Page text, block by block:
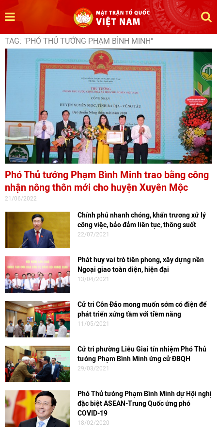
TAG: "PHÓ THỦ TƯỚNG PHẠM BÌNH MINH"
Phó Thủ tướng Phạm Bình Minh trao bằng công
nhận nông thôn mới cho huyện Xuyên Mộc
21/06/2022
Chính phủ nhanh chóng, khẩn trương xử lý
công việc, bảo đảm liên tục, thông suốt
22/07/2021
Phát huy vai trò tiên phong, xây dựng nền
Ngoại giao toàn diện, hiện đại
13/04/2021
Cử tri Côn Đảo mong muốn sớm có điện để
phát triển xứng tầm với tiềm năng
11/05/2021
Cử tri phường Liễu Giai tín nhiệm Phó Thủ
tướng Phạm Bình Minh ứng cử ĐBQH
29/03/2021
Phó Thủ tướng Phạm Bình Minh dự Hội nghị
đặc biệt ASEAN-Trung Quốc ứng phó
COVID-19
18/02/2020